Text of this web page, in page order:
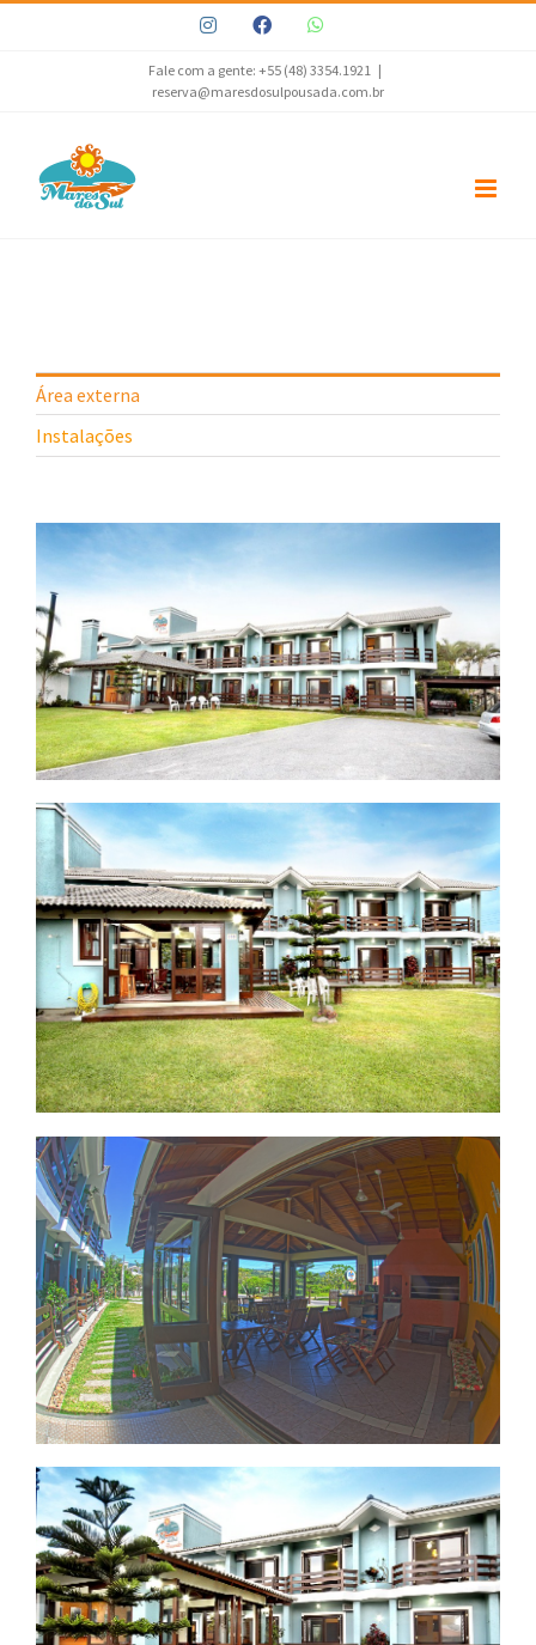
InstagramFacebook
Fale com a gente: +55 (48) 3354.1921 |
reserva@maresdosulpousada.com.br
Área externa
Instalações